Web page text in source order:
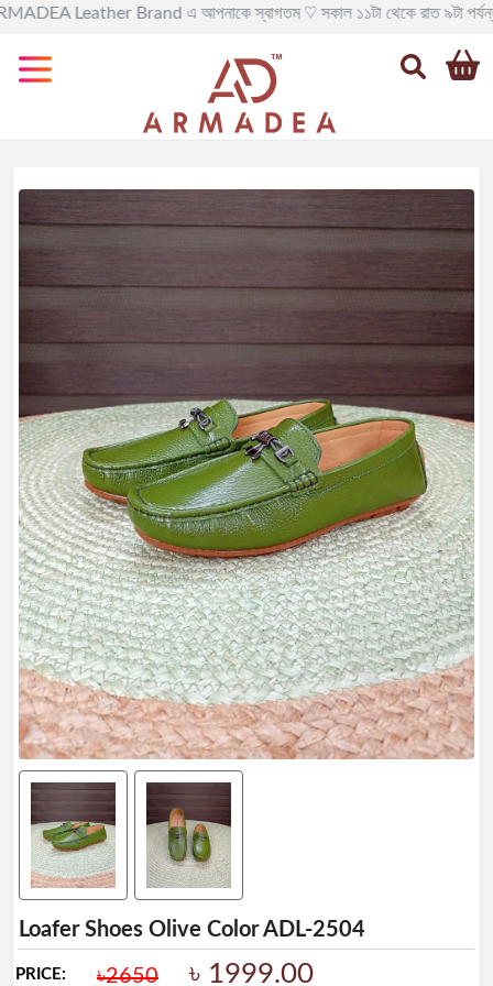
Leather Brand এ আপনাকে স্বাগতম ♡ সকাল ১১টা থেকে রাত ৯টা পর্যন্ত
Official
Leather
Leather
BackPack
BAG
Leather
Goods
Ladies
Collection
Ladies
BAG
Leather
Wallet
&
Belt
Leather
Shoes
Leather
Ladies
Shoes
Artificial
Shoes
Loafer Shoes Olive Color ADL-2504
PRICE: ৳2650 ৳ 1999.00